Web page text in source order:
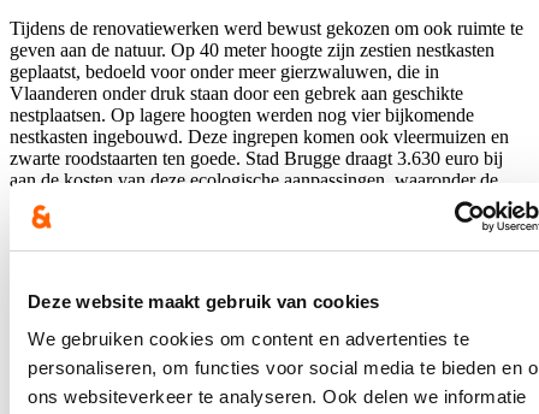
Deze website maakt gebruik van cookies
We gebruiken cookies om content en advertenties te
personaliseren, om functies voor social media te bieden en
ons websiteverkeer te analyseren. Ook delen we informatie
Tijdens de renovatiewerken werd bewust gekozen om ook ruimte te
geven aan de natuur. Op 40 meter hoogte zijn zestien nestkasten
geplaatst, bedoeld voor onder meer gierzwaluwen, die in
Vlaanderen onder druk staan door een gebrek aan geschikte
nestplaatsen. Op lagere hoogten werden nog vier bijkomende
nestkasten ingebouwd. Deze ingrepen komen ook vleermuizen en
zwarte roodstaarten ten goede. Stad Brugge draagt 3.630 euro bij
aan de kosten van deze ecologische aanpassingen, waaronder de
plaatsing van een informatief bord dat bezoekers wijst op de
ecologische meerwaarde van het project.
Brugge via een subsidiereglement het behoud van zwaluwen.
Dankzij de samenwerking met Farys krijgt die inzet nu een extra
dimensie, met als doel het versterken van een duurzame
broedkolonie op een van de meest herkenbare gebouwen van de
stad.